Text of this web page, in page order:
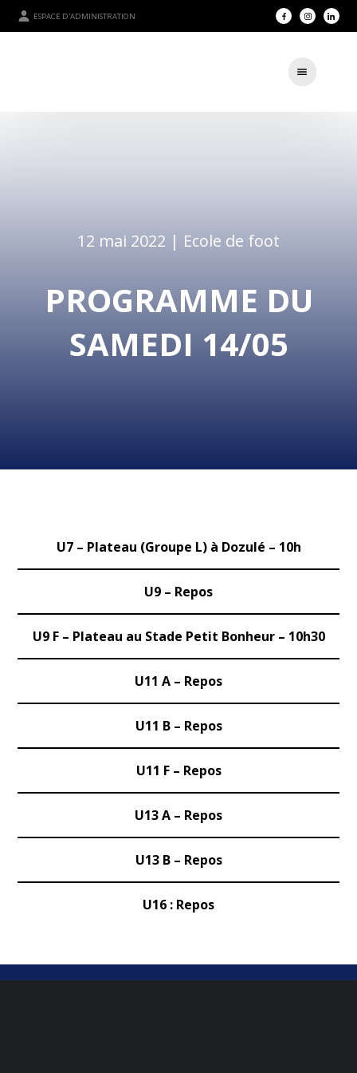
ESPACE D'ADMINISTRATION
12 mai 2022 | Ecole de foot
PROGRAMME DU
SAMEDI 14/05
U7 – Plateau (Groupe L) à Dozulé – 10h
U9 – Repos
U9F – Plateau au Stade Petit Bonheur – 10h30
U11 A – Repos
U11 B – Repos
U11 F – Repos
U13 A – Repos
U13 B – Repos
U16 : Repos